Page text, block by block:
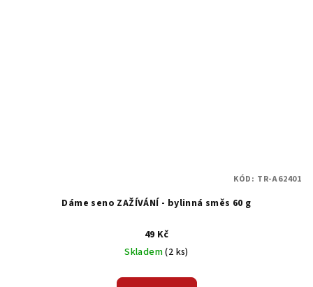
Dáme seno ZAŽÍVÁNÍ - bylinná směs 60 g
49 Kč
Skladem(2 ks)
KÓD: TR-A62401